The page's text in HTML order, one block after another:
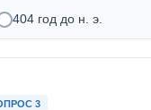
404 год до н. э.
3